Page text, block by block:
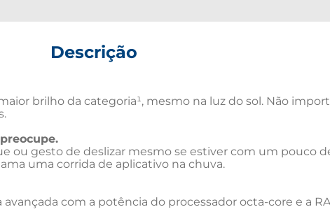
Descrição
brilho da categoria¹, mesmo na luz do sol. Não
ou gesto de deslizar mesmo se estiver com um pouco
uma corrida de aplicativo na chuva.
com a potência do processador octa-core e a